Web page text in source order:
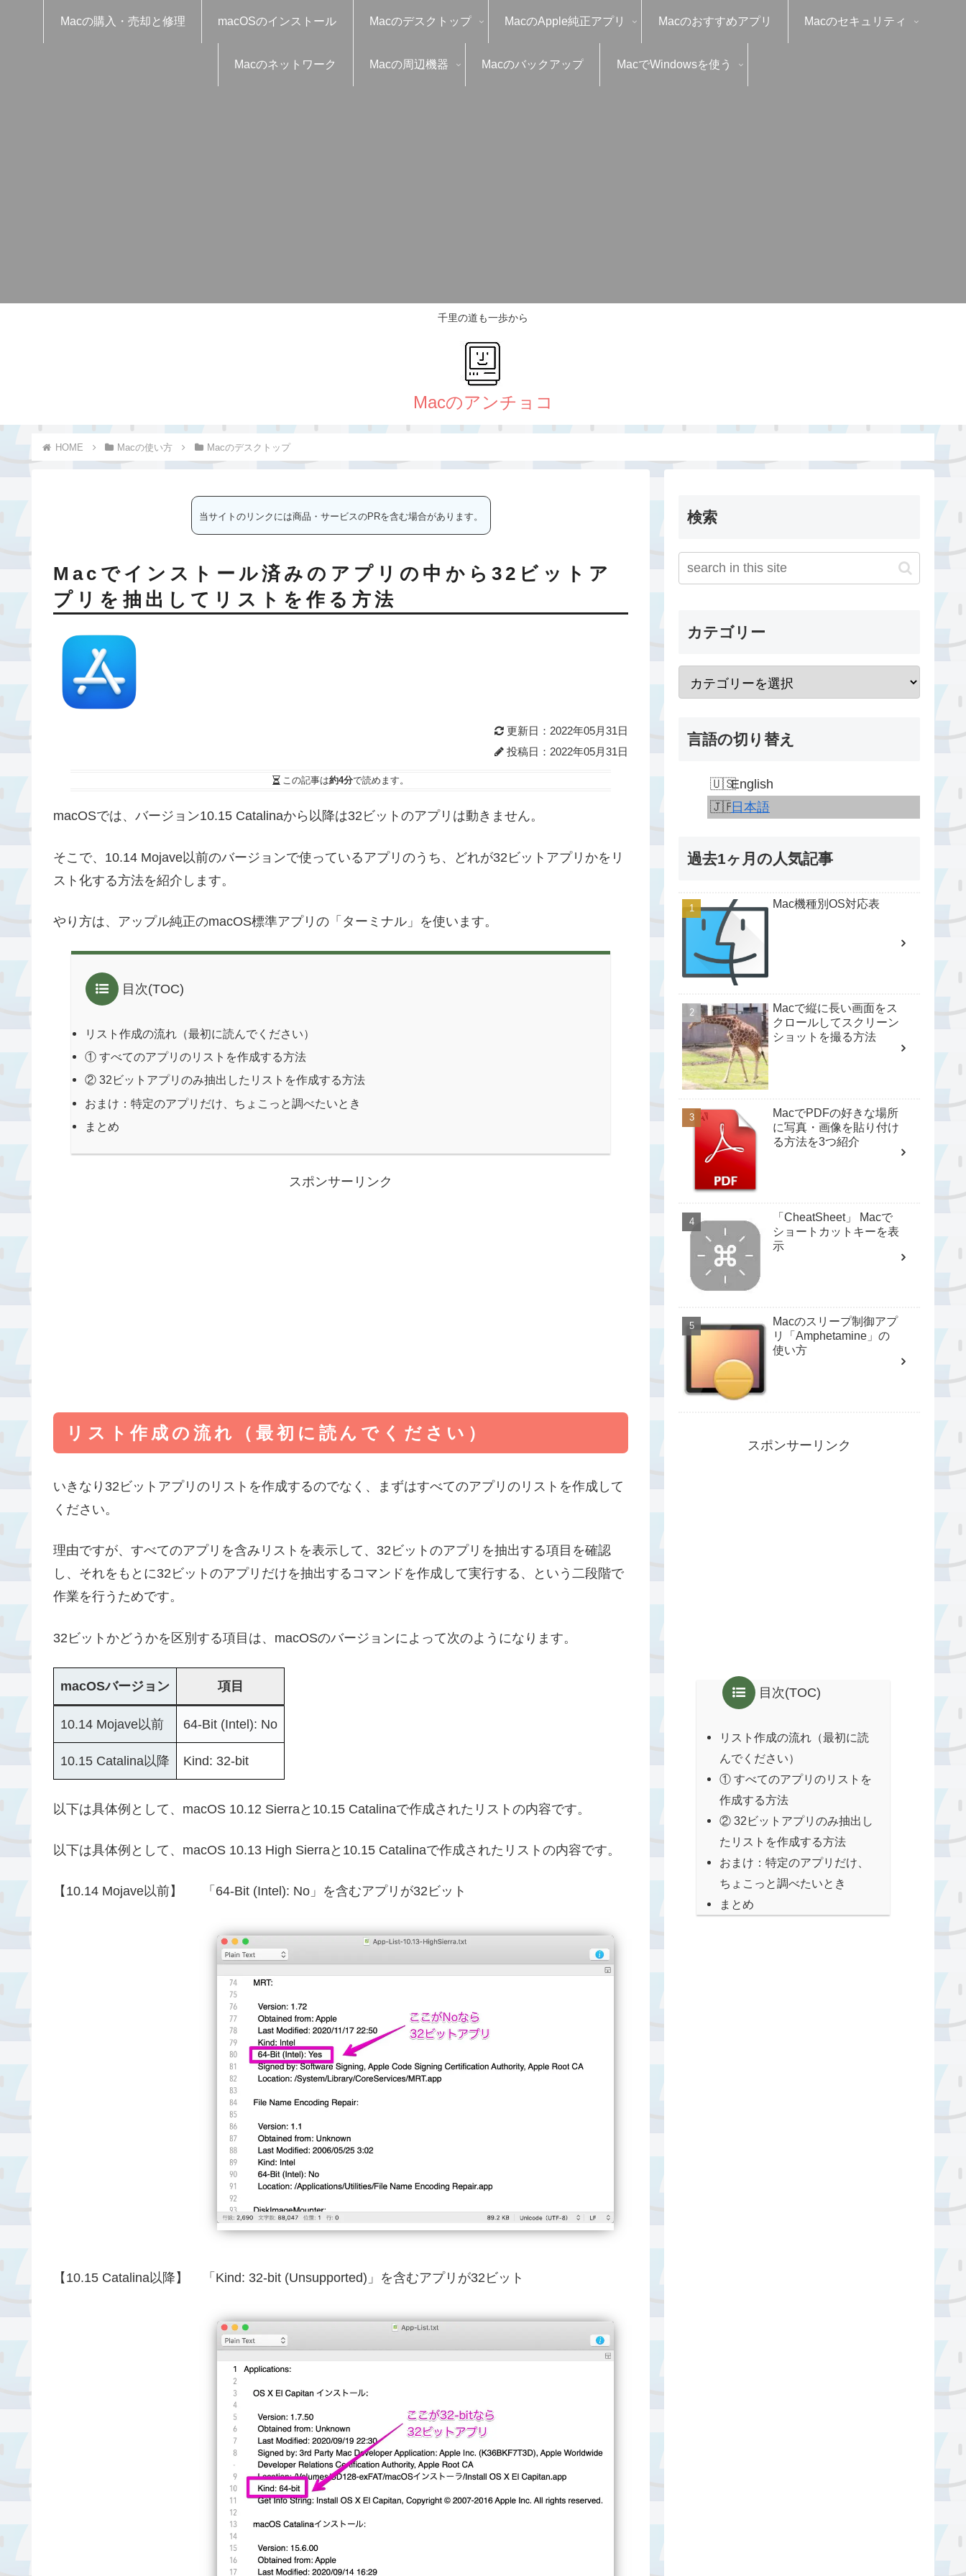
千里の道も一歩から
Macの購入・売却と修理 macOSのインストール Macのデスクトップ MacのApple純正アプリ Macのおすすめアプリ Macのセキュリティ
Macのネットワーク Macの周辺機器 Macのバックアップ MacでWindowsを使う
Macの使い方 Macのデスクトップ
当サイトのリンクには商品・サービスのPRを含む場合があります。
Macでインストール済みのアプリの中から32ビットア
プリを抽出してリストを作る方法
更新日：2022年05月31日
投稿日：2022年05月31日
この記事は約4分で読めます。
macOSでは、バージョン10.15 Catalinaから以降は32ビットのアプリは動きません。
そこで、10.14 Mojave以前のバージョンで使っているアプリのうち、どれが32ビットアプリかをリ
スト化する方法を紹介します。
やり方は、アップル純正のmacOS標準アプリの「ターミナル」を使います。
目次(TOC)
リスト作成の流れ（最初に読んでください）
① すべてのアプリのリストを作成する方法
② 32ビットアプリのみ抽出したリストを作成する方法
おまけ：特定のアプリだけ、ちょこっと調べたいとき
まとめ
スポンサーリンク
リスト作成の流れ（最初に読んでください）
いきなり32ビットアプリのリストを作成するのでなく、まずはすべてのアプリのリストを作成して
ください。
理由ですが、すべてのアプリを含みリストを表示して、32ビットのアプリを抽出する項目を確認
し、それをもとに32ビットのアプリだけを抽出するコマンドを作成して実行する、という二段階で
作業を行うためです。
32ビットかどうかを区別する項目は、macOSのバージョンによって次のようになります。
macOSバージョン 項目
10.14 Mojave以前 64-Bit (Intel): No
10.15 Catalina以降 Kind: 32-bit
以下は具体例として、macOS 10.12 Sierraと10.15 Catalinaで作成されたリストの内容です。
以下は具体例として、macOS 10.13 High Sierraと10.15 Catalinaで作成されたリストの内容です。
【10.14 Mojave以前】 「64-Bit (Intel): No」を含むアプリが32ビット
【10.15 Catalina以降】 「Kind: 32-bit (Unsupported)」を含むアプリが32ビット
検索
カテゴリー
言語の切り替え
English
日本語
過去1ヶ月の人気記事
Mac機種別OS対応表
Macで縦に長い画面をス
クロールしてスクリーン
ショットを撮る方法
MacでPDFの好きな場所
に写真・画像を貼り付け
る方法を3つ紹介
「CheatSheet」 Macで
ショートカットキーを表
示
Macのスリープ制御アプ
リ「Amphetamine」の
使い方
スポンサーリンク
目次(TOC)
リスト作成の流れ（最初に読
んでください）
① すべてのアプリのリストを
作成する方法
② 32ビットアプリのみ抽出し
たリストを作成する方法
おまけ：特定のアプリだけ、
ちょこっと調べたいとき
まとめ